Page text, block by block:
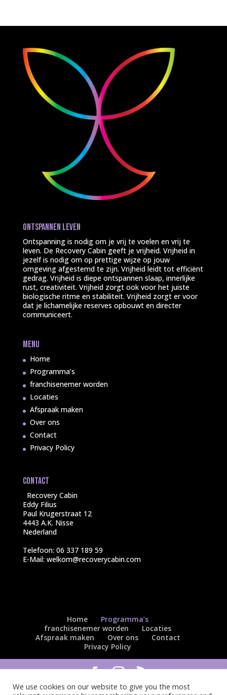
Ontspannen leven
Ontspanning is nodig om je vrij te voelen en vrij te
leven. De Recovery Cabin geeft je vrijheid. Vrijheid in
jezelf is nodig om op prettige wijze op jouw
omgeving afgestemd te zijn. Vrijheid leidt tot efficiënt
gedrag. Vrijheid is diepe ontspannen slaap, innerlijke
rust, creativiteit. Vrijheid zorgt ook voor het juiste
biologische ritme en stabiliteit. Vrijheid zorgt er voor
dat je lichamelijke reserves opbouwt en directer
communiceert.
Menu
Home
Programma’s
franchisenemer worden
Locaties
Afspraak maken
Over ons
Contact
Privacy Policy
Contact
Recovery Cabin
Eddy Filius
Paul Krugerstraat 12
4443 A.K. Nisse
Nederland
Telefoon: 06 337 189 59
E-Mail: welkom@recoverycabin.com
Home
Programma’s
franchisenemer worden
Locaties
Afspraak maken
Over ons
Contact
Privacy Policy
Copyright Recovery Cabin 2021 | Beheer en
We use cookies on our website to give you the most